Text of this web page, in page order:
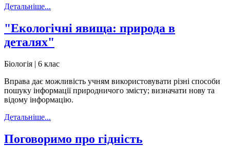
Детальніше...
"Екологічні явища: природа в
деталях"
Біологія | 6 клас
Вправа дає можливість учням використовувати різні способи
пошуку інформації природничого змісту; визначати нову та
відому інформацію.
Детальніше...
Поговоримо про гідність